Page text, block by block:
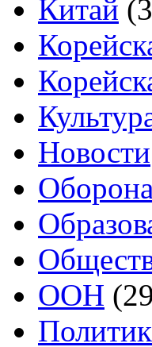
Китай
Новости
Оборона
ООН